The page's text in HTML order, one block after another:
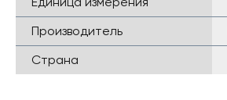
Производитель
Страна